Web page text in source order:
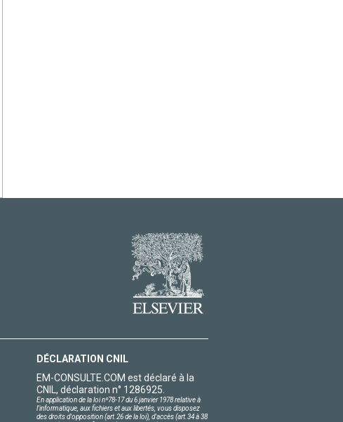
DÉCLARATION CNIL
EM-CONSULTE.COM est déclaré à la
CNIL, déclaration n° 1286925.
En application de la loi nº78-17 du 6 janvier 1978 relative à
l'informatique, aux fichiers et aux libertés, vous disposez
des droits d'opposition (art.26 de la loi), d'accès (art.34 à 38